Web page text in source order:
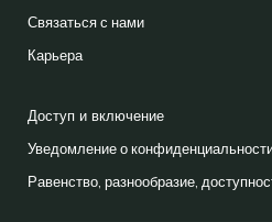
Связаться с нами
Карьера
Доступ и включение
Уведомление о
Равенство, разнообразие,